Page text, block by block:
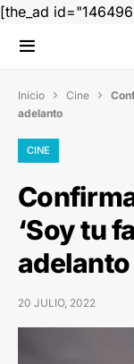
[the_ad
Inicio  Cine 
adelanto
CINE
‘Soy tu
adelanto
20 JULIO, 2022